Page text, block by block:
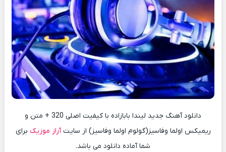
دانلود آهنگ جدید لیندا بابازاده با کیفیت اصلی 320 + متن و
ریمیکس اولما وفاسیز(گولوم اولما وفاسیز) از سایتآراز موزیک برای
شما آماده دانلود می باشد.